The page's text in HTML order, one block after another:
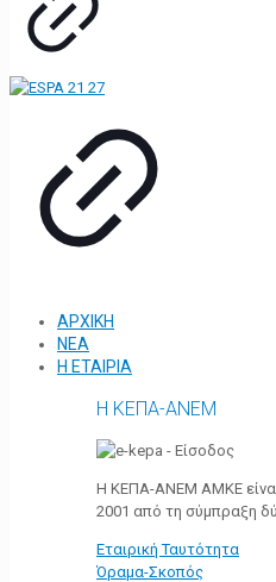
ΑΡΧΙΚΗ
ΝΕΑ
Η ΕΤΑΙΡΙΑ
Η ΚΕΠΑ-ΑΝΕΜ
Η ΚΕΠΑ-ΑΝΕΜ ΑΜΚΕ είναι
2001 από τη σύμπραξη
Εταιρική Ταυτότητα
Όραμα-Σκοπός